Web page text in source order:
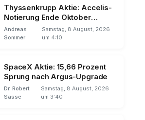
Thyssenkrupp Aktie: Accelis-
Notierung Ende Oktober
geplant
Andreas
Sommer
Samstag, 8 August, 2026
um 4:10
SpaceX Aktie: 15,66 Prozent
Sprung nach Argus-Upgrade
Dr. Robert
Sasse
Samstag, 8 August, 2026
um 3:40